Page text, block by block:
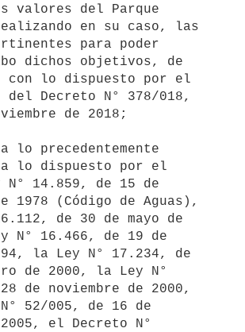
valores del Parque
en su caso, las
para poder
dichos objetivos, de
con lo dispuesto por el
Decreto N° 378/018,
de 2018;
a lo dispuesto por el
N° 14.859, de 15 de
1978 (Código de Aguas),
de 30 de mayo de
N° 16.466, de 19 de
la Ley N° 17.234, de
de 2000, la Ley N°
de noviembre de 2000,
52/005, de 16 de
el Decreto N°